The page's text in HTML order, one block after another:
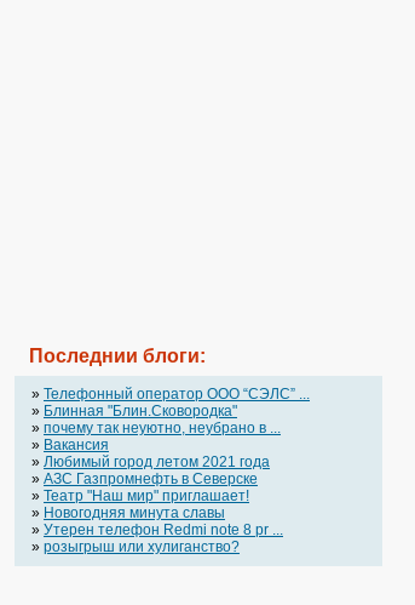
Последнии блоги:
» Телефонный оператор OOO “СЭЛС” ...
» Блинная "Блин.Сковородка"
» почему так неуютно, неубрано в ...
» Вакансия
» Любимый город летом 2021 года
» АЗС Газпромнефть в Северске
» Театр "Наш мир" приглашает!
» Новогодняя минута славы
» Утерен телефон Redmi note 8 pr ...
» розыгрыш или хулиганство?